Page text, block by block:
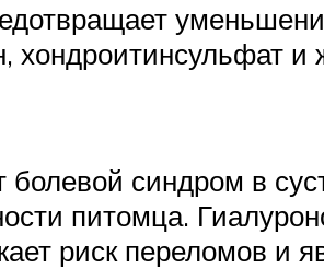
хондроитинсульфат
синдром в
питомца.
риск переломов и